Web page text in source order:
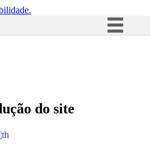
Acesso à informação
do site